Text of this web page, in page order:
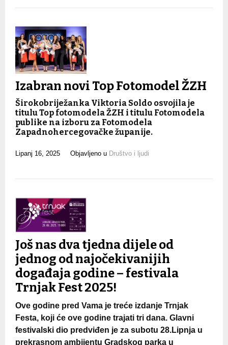
Izabran novi Top Fotomodel ŽZH
Širokobriježanka Viktoria Soldo osvojila je
titulu Top fotomodela ŽZH i titulu Fotomodela
publike na izboru za Fotomodela
Zapadnohercegovačke županije.
Lipanj 16, 2025 Objavljeno u Društvo i ljudi
Još nas dva tjedna dijele od
jednog od najočekivanijih
događaja godine – festivala
Trnjak Fest 2025!
Ove godine pred Vama je treće izdanje Trnjak
Festa, koji će ove godine trajati tri dana. Glavni
festivalski dio predviđen je za subotu 28.Lipnja u
prekrasnom ambijentu Gradskog parka u